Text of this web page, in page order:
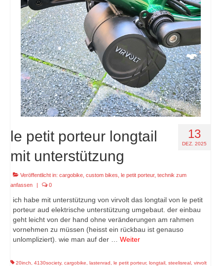
13
DEZ. 2025
le petit porteur longtail
mit unterstützung
Veröffentlicht in: cargobike custom bikes le petit porteur, technik zum
anfassen
| 0
ich habe mit unterstützung von virvolt das longtail von le petit
porteur aud elektrische unterstützung umgebaut. der einbau
geht leicht von der hand ohne veränderungen am rahmen
vornehmen zu müssen (heisst ein rückbau ist genauso
unlompliziert). wie man auf der … Weiter
20inch 4130society, cargobike lastenrad le petit porteur, longtail steelisreal virvolt